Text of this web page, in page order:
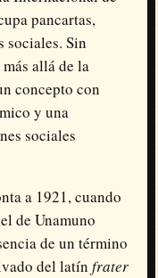
pancartas,
sociales. Sin
allá de la
concepto con
y una
sociales
a 1921, cuando
de Unamuno
de un término
del latín frater